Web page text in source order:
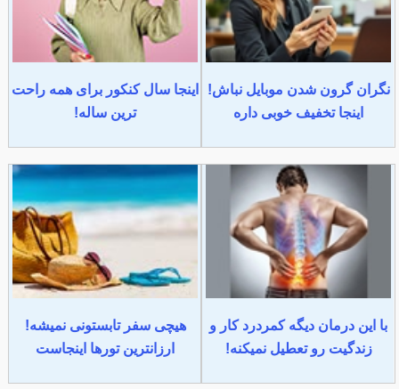
نگران گرون شدن موبایل نباش!
اینجا تخفیف خوبی داره
اینجا سال کنکور برای همه راحت
ترین ساله!
با این درمان دیگه کمردرد کار و
زندگیت رو تعطیل نمیکنه!
هیچی سفر تابستونی نمیشه!
ارزانترین تورها اینجاست